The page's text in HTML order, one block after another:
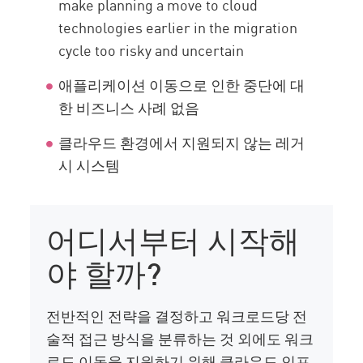
make planning a move to cloud
technologies earlier in the migration
cycle too risky and uncertain
애플리케이션 이동으로 인한 중단에 대
한 비즈니스 사례 없음
클라우드 환경에서 지원되지 않는 레거
시 시스템
어디서부터 시작해
야 할까?
전반적인 전략을 결정하고 워크로드당 전
술적 접근 방식을 분류하는 것 외에도 워크